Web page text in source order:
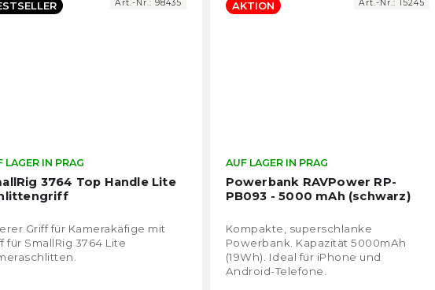
3764 Top Handle Lite
durchschnittliche
Produktbewertung
Sternen.
LAGER IN PRAG
Griff für Kamerakäfige mit
für SmallRig 3764 Lite
Art.-Nr.: 98435 AKTION
Powerbank RAVPower RP-
PB093 - 5000 mAh (schwarz)
AUF LAGER IN PRAG
Kompakte, superschlanke
Powerbank. Kapazität 5000mAh
(19Wh). Ideal für iPhone und
Android-Telefone.
Art.-Nr.:15245